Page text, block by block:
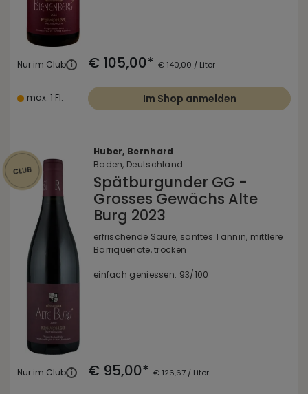
Nur im Club i € 105,00* € 140,00 / Liter
max. 1 Fl. Im Shop anmelden
Huber, Bernhard
Baden, Deutschland
Spätburgunder GG -
Grosses Gewächs Alte
Burg 2023
erfrischende Säure, sanftes Tannin, mittlere
Barriquenote, trocken
einfach geniessen: 93/100
Nur im Club i € 95,00* € 126,67 / Liter